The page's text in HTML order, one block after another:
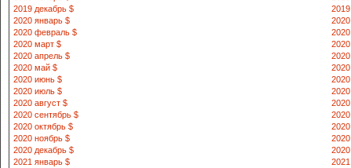
2019 декабрь $
2020 январь $
2020 февраль $
2020 март $
2020 апрель $
2020 май $
2020 июнь $
2020 июль $
2020 август $
2020
2020 сентябрь $
2020 октябрь $
2020 ноябрь $
2020 декабрь $
2021 январь $